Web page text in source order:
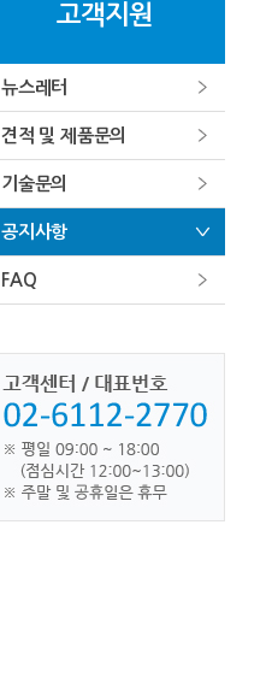
고객지원
뉴스레터
견적 및 제품문의
기술문의
공지사항
FAQ